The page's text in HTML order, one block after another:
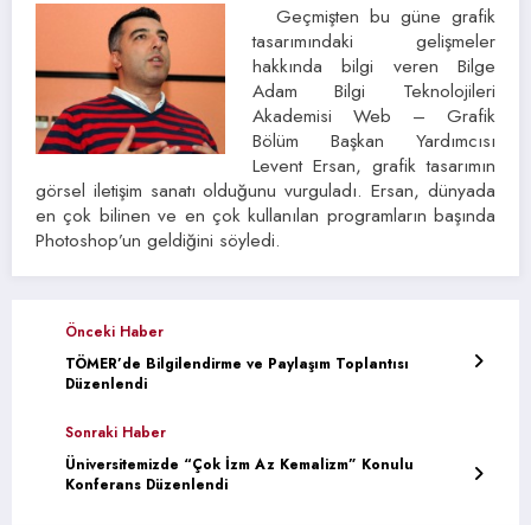
Geçmişten bu güne grafik
tasarımındaki gelişmeler
hakkında bilgi veren Bilge
Adam Bilgi Teknolojileri
Akademisi Web – Grafik
Bölüm Başkan Yardımcısı
Levent Ersan, grafik tasarımın
görsel iletişim sanatı olduğunu vurguladı. Ersan, dünyada
en çok bilinen ve en çok kullanılan programların başında
Photoshop’un geldiğini söyledi.
Önceki Haber
TÖMER’de Bilgilendirme ve Paylaşım Toplantısı
Düzenlendi
Sonraki Haber
Üniversitemizde “Çok İzm Az Kemalizm” Konulu
Konferans Düzenlendi